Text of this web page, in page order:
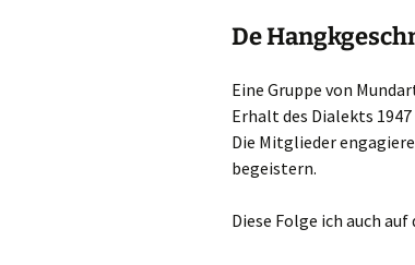
De
Eine Gruppe von
Erhalt des Dialekts
Die Mitglieder
begeistern.
Diese Folge ich auch